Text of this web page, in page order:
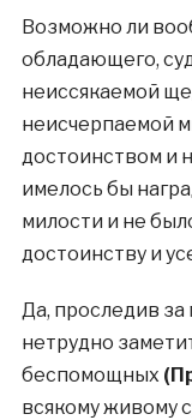
Возможно ли
обладающего,
неиссякаемой
неисчерпаемой
достоинством и
имелось бы
милости и не
достоинству и
Да, проследив
нетрудно
беспомощных
всякому живому